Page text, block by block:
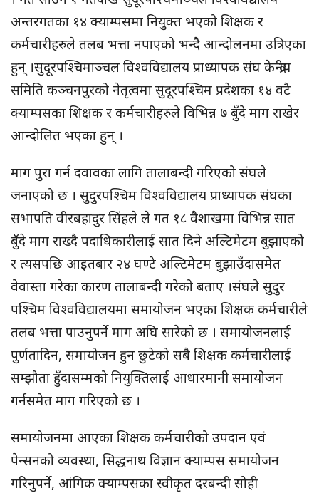
अन्तरगतका १४ क्याम्पसमा नियुक्त भएको शिक्षक र
कर्मचारीहरुले तलब भत्ता नपाएको भन्दै आन्दोलनमा उत्रिएका
हुन् ।सुदूरपश्चिमाञ्चल विश्वविद्यालय प्राध्यापक संघ केन्द्रीय
समिति कञ्चनपुरको नेतृत्वमा सुदूरपश्चिम प्रदेशका १४ वटै
क्याम्पसका शिक्षक र कर्मचारीहरुले विभिन्न ७ बुँदे माग राखेर
आन्दोलित भएका हुन् ।
माग पुरा गर्न दवावका लागि तालाबन्दी गरिएको संघले
जनाएको छ । सुदुरपश्चिम विश्वविद्यालय प्राध्यापक संघका
सभापति वीरबहादुर सिंहले ले गत १८ वैशाखमा विभिन्न सात
बुँदे माग राख्दै पदाधिकारीलाई सात दिने अल्टिमेटम बुझाएको
र त्यसपछि आइतबार २४ घण्टे अल्टिमेटम बुझाउँदासमेत
वेवास्ता गरेका कारण तालाबन्दी गरेको बताए ।संघले सुदुर
पश्चिम विश्वविद्यालयमा समायोजन भएका शिक्षक कर्मचारीले
तलब भत्ता पाउनुपर्ने माग अघि सारेको छ । समायोजनलाई
पुर्णतादिन, समायोजन हुन छुटेको सबै शिक्षक कर्मचारीलाई
सम्झौता हुँदासम्मको नियुक्तिलाई आधारमानी समायोजन
गर्नसमेत माग गरिएको छ ।
समायोजनमा आएका शिक्षक कर्मचारीको उपदान एवं
पेन्सनको व्यवस्था, सिद्धनाथ विज्ञान क्याम्पस समायोजन
गरिनुपर्ने, आंगिक क्याम्पसका स्वीकृत दरबन्दी सोही